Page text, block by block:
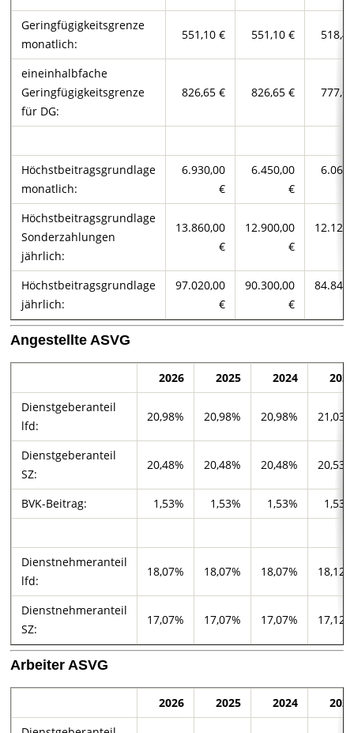
Geringfügigkeitsgrenze
monatlich:
551,10 € 551,10 €
eineinhalbfache
Geringfügigkeitsgrenze
für DG:
826,65 € 826,65 €
Höchstbeitragsgrundlage
monatlich:
6.930,00
€
6.450,00
€
Höchstbeitragsgrundlage
Sonderzahlungen
jährlich:
13.860,00
€
12.900,00
€
Höchstbeitragsgrundlage
jährlich:
97.020,00
€
90.300,00
€
Angestellte ASVG
2026 2025 2024
2023
Dienstgeberanteil
lfd:
20,98% 20,98% 20,98% 21,03%
Dienstgeberanteil
SZ:
20,48% 20,48% 20,48% 20,53%
BVK-Beitrag: 1,53% 1,53% 1,53% 1,53%
Dienstnehmeranteil
lfd:
18,07% 18,07% 18,07% 18,12%
Dienstnehmeranteil
SZ:
17,07% 17,07% 17,07% 17,12%
Arbeiter ASVG
2026 2025 2024
2023